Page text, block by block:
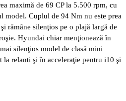
maximă de 69 CP la 5.500 rpm, cu
model. Cuplul de 94 Nm nu este prea
rămâne silenţios pe o plajă largă de
Hyundai chiar menţionează în
silenţios model de clasă mini
la relanti şi în acceleraţie pentru i10 şi